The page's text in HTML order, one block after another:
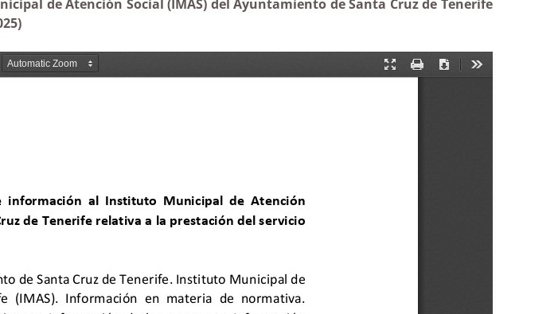
de Atención Social (IMAS) del Ayuntamiento de Santa Cruz de Tenerife